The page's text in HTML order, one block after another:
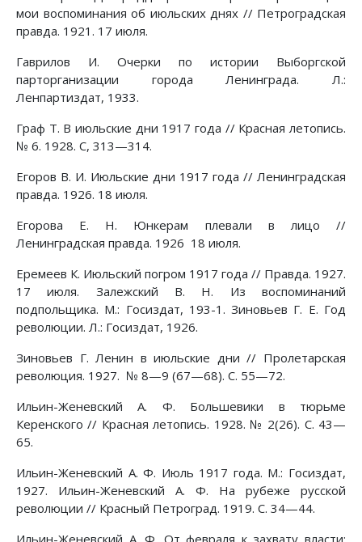
мои воспоминания об июльских днях // Петроградская
правда. 1921. 17 июля.
Гаврилов И. Очерки по истории Выборгской
парторганизации города Ленинграда. Л.:
Ленпартиздат, 1933.
Граф Т. В июльские дни 1917 года // Красная летопись.
№ 6. 1928. С, 313—314.
Егоров В. И. Июльские дни 1917 года // Ленинградская
правда. 1926. 18 июля.
Егорова Е. Н. Юнкерам плевали в лицо //
Ленинградская правда. 1926 18 июля.
Еремеев К. Июльский погром 1917 года // Правда. 1927.
17 июля. Залежский В. Н. Из воспоминаний
подпольщика. М.: Госиздат, 193-1. Зиновьев Г. Е. Год
революции. Л.: Госиздат, 1926.
Зиновьев Г. Ленин в июльские дни // Пролетарская
революция. 1927. № 8—9 (67—68). С. 55—72.
Ильин-Женевский А. Ф. Большевики в тюрьме
Керенского // Красная летопись. 1928. № 2(26). С. 43—
65.
Ильин-Женевский А. Ф. Июль 1917 года. М.: Госиздат,
1927. Ильин-Женевский А. Ф. На рубеже русской
революции // Красный Петроград. 1919. С. 34—44.